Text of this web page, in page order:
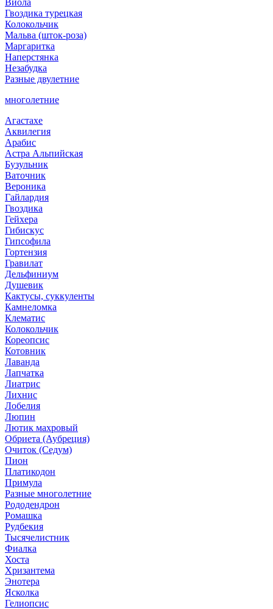
Гвоздика турецкая
Колокольчик
Мальва (шток-роза)
Маргаритка
Наперстянка
Незабудка
Разные двулетние
многолетние
Агастахе
Аквилегия
Арабис
Астра Альпийская
Бузульник
Ваточник
Вероника
Гайлардия
Гвоздика
Гейхера
Гибискус
Гипсофила
Гортензия
Гравилат
Дельфиниум
Душевик
Кактусы, суккуленты
Камнеломка
Клематис
Колокольчик
Кореопсис
Котовник
Лаванда
Лапчатка
Лиатрис
Лихнис
Лобелия
Люпин
Лютик махровый
Обриета (Аубреция)
Очиток (Седум)
Пион
Платикодон
Примула
Разные многолетние
Рододендрон
Ромашка
Рудбекия
Тысячелистник
Фиалка
Хоста
Хризантема
Энотера
Ясколка
Гелиопсис